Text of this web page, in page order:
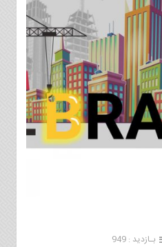
بـازدید : 949